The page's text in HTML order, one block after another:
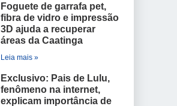
Foguete de garrafa pet,
fibra de vidro e impressão
3D ajuda a recuperar
áreas da Caatinga
Leia mais »
Exclusivo: Pais de Lulu,
fenômeno na internet,
explicam importância de